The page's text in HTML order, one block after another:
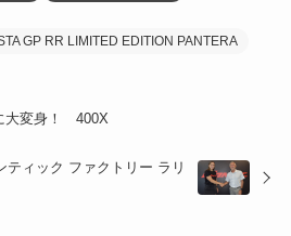
GP RR LIMITED EDITION PANTERA
大変身！ 400X
ティック ファクトリー ラリ